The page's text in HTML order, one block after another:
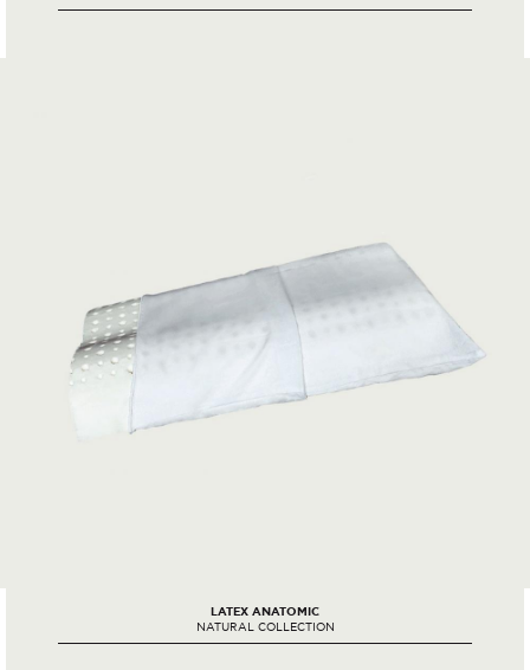
LATEX ANATOMIC
NATURAL COLLECTION